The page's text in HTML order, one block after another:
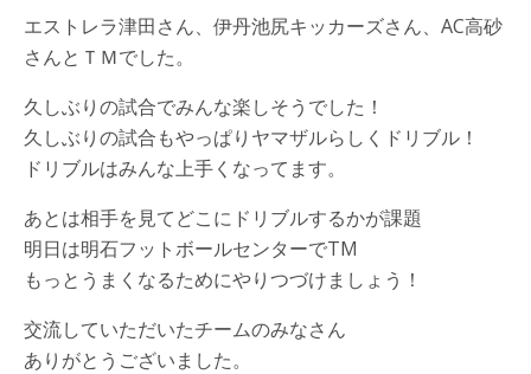
エストレラ津田さん、伊丹池尻キッカーズさん、AC高砂
さんとＴＭでした。
久しぶりの試合でみんな楽しそうでした！
久しぶりの試合もやっぱりヤマザルらしくドリブル！
ドリブルはみんな上手くなってます。
あとは相手を見てどこにドリブルするかが課題
明日は明石フットボールセンターでTM
もっとうまくなるためにやりつづけましょう！
交流していただいたチームのみなさん
ありがとうございました。